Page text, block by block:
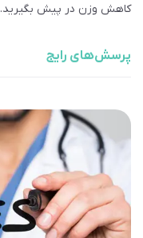
کاهش وزن در پیش بگیرید.
پرسش‌های رایج